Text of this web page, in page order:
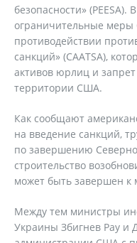
безопасности»
ограничительные меры
противодействии
санкций» (CAATSA),
активов юрлиц и
территории США.
Как сообщают
на введение санкций,
по завершению
строительство
может быть завершен к
Между тем министры
Украины Збигнев Рау и